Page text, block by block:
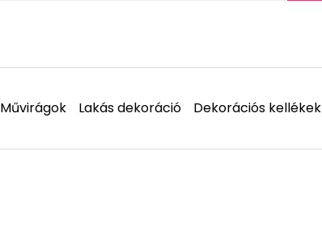
Művirágok Lakás dekoráció Dekorációs kellékek